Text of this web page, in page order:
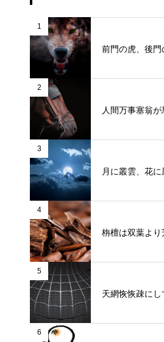
1
前門の虎、後門
2
人間万事塞翁が
3
月に叢雲、花に
4
栴檀は双葉より
5
天網恢恢疎に
6